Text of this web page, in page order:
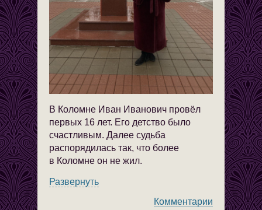
В Коломне Иван Иванович провёл
первых 16 лет. Его детство было
счастливым. Далее судьба
распорядилась так, что более
в Коломне он не жил.
Развернуть
Комментарии